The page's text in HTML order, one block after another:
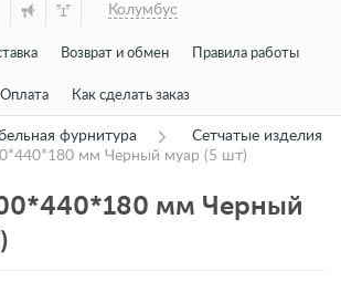
Колумбус
Возврат и обмен Правила работы
Оплата Как сделать заказ
фурнитура
Сетчатые изделия
мм Черный муар (5 шт)
мм Черный